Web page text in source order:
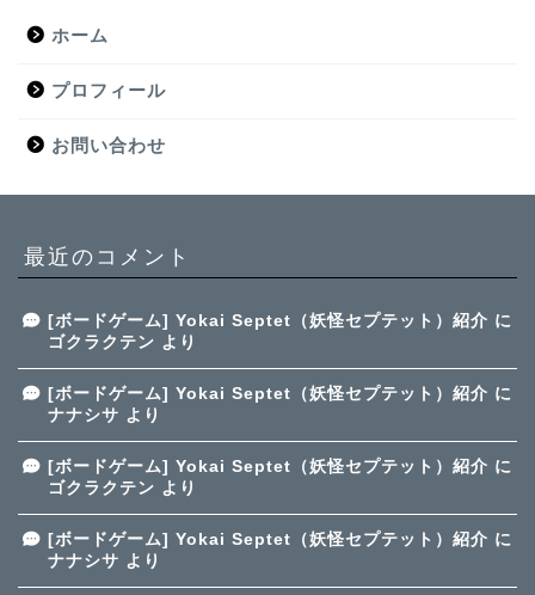
ホーム
プロフィール
お問い合わせ
最近のコメント
[ボードゲーム] Yokai Septet（妖怪セプテット）紹介 に
ゴクラクテン より
[ボードゲーム] Yokai Septet（妖怪セプテット）紹介 に
ナナシサ より
[ボードゲーム] Yokai Septet（妖怪セプテット）紹介 に
ゴクラクテン より
[ボードゲーム] Yokai Septet（妖怪セプテット）紹介 に
ナナシサ より